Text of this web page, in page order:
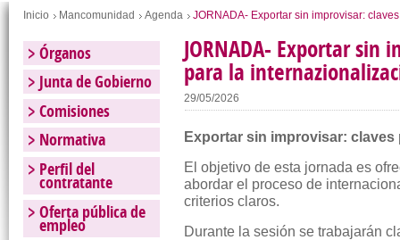
Estás en
Inicio Mancomunidad Agenda JORNADA- Exportar sin improvisar:
JORNADA- Exportar sin
para la
29/05/2026
Exportar sin improvisar:
El objetivo de esta jornada es
abordar el proceso de
criterios claros.
Durante la sesión se trabajarán
Órganos
Junta de Gobierno
Comisiones
Normativa
Perfil del
contratante
Oferta pública de
empleo